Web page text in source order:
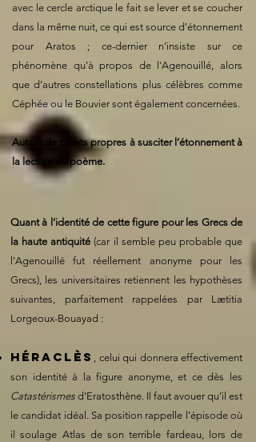
avec le cercle arctique le fait se lever et se coucher
dans la même nuit, ce qui est source d’étonnement
pour Aratos ; ce-dernier n’insiste sur ce
phénomène qu’à propos de l’Agenouillé, alors
que d’autres constellations plus célèbres comme
Céphée ou le Bouvier sont également concernées.
Autant de points propres à susciter l’étonnement à
la lecture du poème.
Quant à l’identité de cette figure pour les Grecs de
la haute antiquité (car il semble peu probable que
l’Agenouillé fut réellement anonyme pour les
Grecs), les universitaires retiennent les hypothèses
suivantes, parfaitement rappelées par Lætitia
Lorgeoux-Bouayad :
Héraclès , celui qui donnera effectivement
son identité à la figure anonyme, et ce dès les
Catastérismes d’Eratosthène. Il faut avouer qu’il est
le candidat idéal. Sa position rappelle l’épisode où
il soulage Atlas de son terrible fardeau, lors de